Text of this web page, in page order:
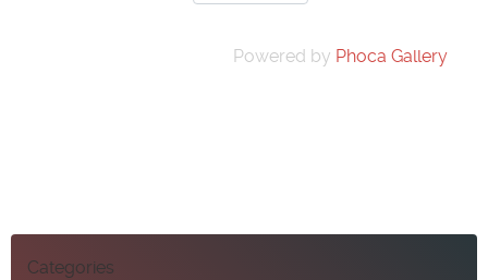
Powered by Phoca Gallery
Categories